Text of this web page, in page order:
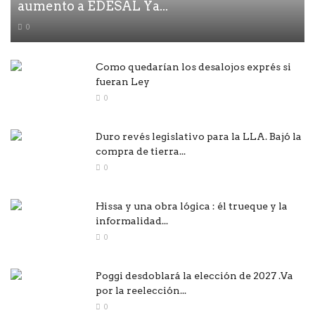
aumento a EDESAL Ya...
0
Como quedarían los desalojos exprés si
fueran Ley
0
Duro revés legislativo para la LLA. Bajó la
compra de tierra...
0
Hissa y una obra lógica : él trueque y la
informalidad...
0
Poggi desdoblará la elección de 2027 .Va
por la reelección...
0